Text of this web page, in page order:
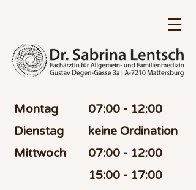
Montag
Dienstag
Mittwoch
07:00 - 12:00
keine Ordination
07:00 - 12:00
15:00 - 17:00